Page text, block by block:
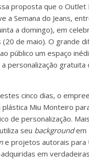
proposta que o Outlet
a Semana do Jeans,
a domingo), em
(20 de maio). O grande
público um espaço
personalização gratuita
cinco dias, o
Miu Monteiro
de personalização.
seu backgroundem
e projetos autorais para
em